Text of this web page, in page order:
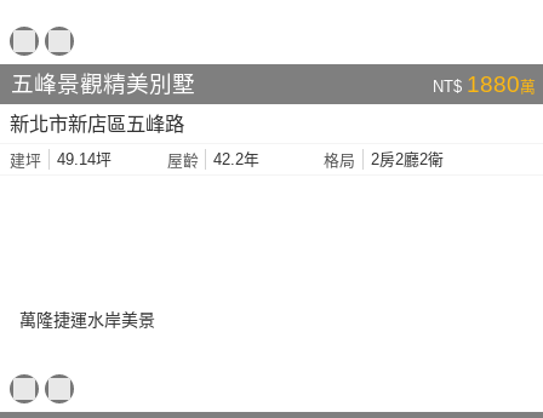
五峰景觀精美別墅 NT$ 1880萬
新北市新店區五峰路
建坪 49.14坪 屋齡 42.2年 格局 2房2廳2衛